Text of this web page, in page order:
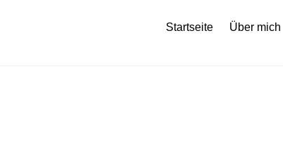
Startseite Über mich